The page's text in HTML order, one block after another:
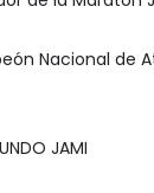
Nacional de
JAMI